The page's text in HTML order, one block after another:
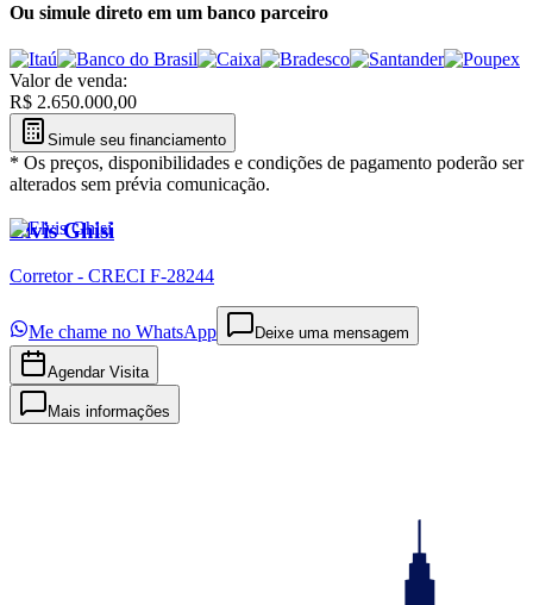
Ou simule direto em um banco parceiro
Valor de venda:
R$ 2.650.000,00
Simule seu financiamento
* Os preços, disponibilidades e condições de pagamento poderão ser
alterados sem prévia comunicação.
Elvis Ghisi
Corretor - CRECI F-28244
Me chame no WhatsApp Deixe uma mensagem
Agendar Visita
Mais informações